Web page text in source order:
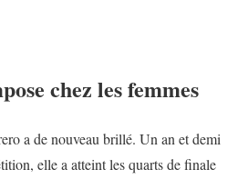
chez les femmes
a de nouveau brillé. Un an et demi
elle a atteint les quarts de finale